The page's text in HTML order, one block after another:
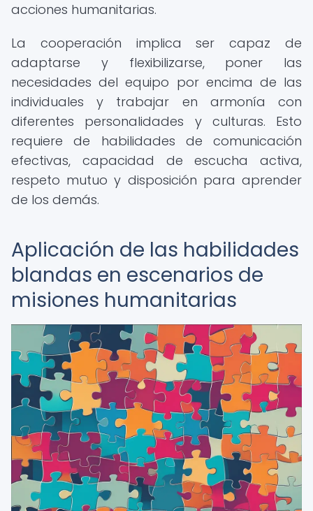
acciones humanitarias.
La cooperación implica ser capaz de
adaptarse y flexibilizarse, poner las
necesidades del equipo por encima de las
individuales y trabajar en armonía con
diferentes personalidades y culturas. Esto
requiere de habilidades de comunicación
efectivas, capacidad de escucha activa,
respeto mutuo y disposición para aprender
de los demás.
Aplicación de las habilidades
blandas en escenarios de
misiones humanitarias